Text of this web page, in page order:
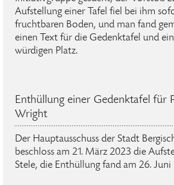
Aufstellung einer Tafel fiel bei ihm
fruchtbaren Boden, und man fand
einen Text für die Gedenktafel und
würdigen Platz.
Enthüllung einer Gedenktafel für
Wright
Der Hauptausschuss der Stadt
beschloss am 21. März 2023 die
Stele, die Enthüllung fand am 26.